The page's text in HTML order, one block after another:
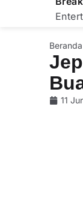
Beranda
11